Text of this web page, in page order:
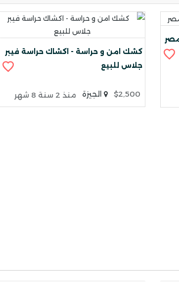
كشك امن و حراسة - اكشاك حراسة فيبر
جلاس للبيع
$2,500 الجيزة منذ 2 سنة 8 شهر